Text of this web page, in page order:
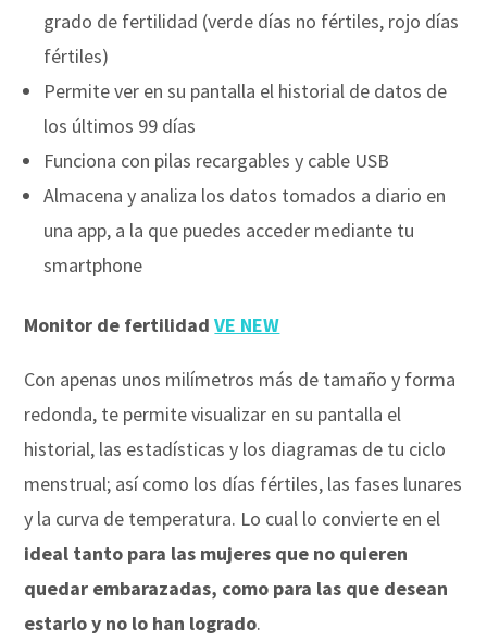
grado de fertilidad (verde días no fértiles, rojo días
fértiles)
Permite ver en su pantalla el historial de datos de
los últimos 99 días
Funciona con pilas recargables y cable USB
Almacena y analiza los datos tomados a diario en
una app, a la que puedes acceder mediante tu
smartphone
Monitor de fertilidadVE NEW
Con apenas unos milímetros más de tamaño y forma
redonda, te permite visualizar en su pantalla el
historial, las estadísticas y los diagramas de tu ciclo
menstrual; así como los días fértiles, las fases lunares
y la curva de temperatura. Lo cual lo convierte en el
ideal tanto para las mujeres que no quieren
quedar embarazadas, como para las que desean
estarlo y no lo han logrado.